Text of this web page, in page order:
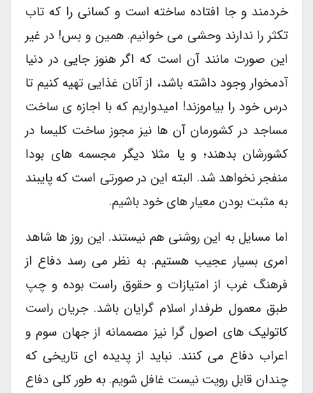
خردمند و جا افتاده ساخته است و کسانی را که تاب
تکثر را ندارند وحشی می خوانیم. همین و بس! در غیر
این صورت مانند آن است که اگر هنوز جایی در دنیا
آدمخوار وجود داشته باشد، از آنان غذایی تهیه کنیم تا
درس خود را بیاموزند! امیدواریم که با اجازه ی ساخت
مساجد در کشورمان آن ها نیز مجوز ساخت کلیسا در
کشورشان بدهند؛ و یا مثلا دیگر مجسمه های بودا
منفجر نخواهد شد. البته این در صورتی است که پایبند
به مثبت بودن معیار های خود باشیم.
اما مسایل به این روشنی هم نیستند. این روز ها شاهد
امری بسیار عجیب هستیم. به نظر می رسد دفاع از
فرهنگ غرب از امتیازات و حقوق راست بوده و چپ
طبق معمول طرفدار اسلام گرایان باشد. جریان راست
کاتولیک های اصول گرا نیز مصممانه از جهان سوم و
اعراب دفاع می کنند. نباید از پدیده ای تاریخی که
چندان قابل رویت نیست غافل شویم. به طور کلی دفاع